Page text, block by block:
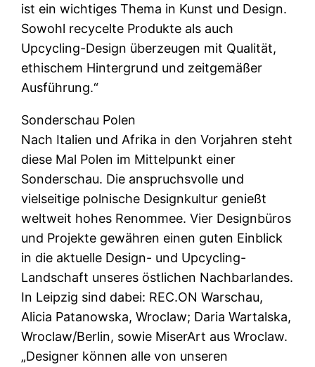
ist ein wichtiges Thema in Kunst und Design.
Sowohl recycelte Produkte als auch
Upcycling-Design überzeugen mit Qualität,
ethischem Hintergrund und zeitgemäßer
Ausführung.“
Sonderschau Polen
Nach Italien und Afrika in den Vorjahren steht
diese Mal Polen im Mittelpunkt einer
Sonderschau. Die anspruchsvolle und
vielseitige polnische Designkultur genießt
weltweit hohes Renommee. Vier Designbüros
und Projekte gewähren einen guten Einblick
in die aktuelle Design- und Upcycling-
Landschaft unseres östlichen Nachbarlandes.
In Leipzig sind dabei: REC.ON Warschau,
Alicia Patanowska, Wroclaw; Daria Wartalska,
Wroclaw/Berlin, sowie MiserArt aus Wroclaw.
„Designer können alle von unseren